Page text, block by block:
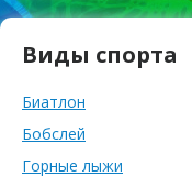
Виды спорта
Биатлон
Бобслей
Горные лыжи